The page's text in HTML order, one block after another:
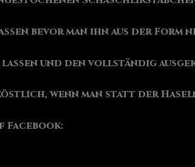
bevor man ihn aus der Form
lassen und den vollständig
wenn man statt der
Facebook: